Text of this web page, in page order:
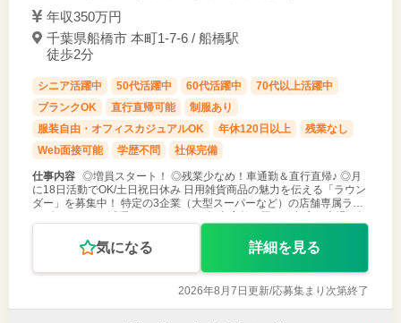
年収350万円
千葉県船橋市 本町1-7-6 / 船橋駅
徒歩2分
シニア活躍中 50代活躍中 60代活躍中
70代以上活躍中
ブランクOK
直行直帰可能
制服あり
服装自由・オフィスカジュアルOK
年休120日以上
残業なし
Web面接可能
学歴不問 社保完備
仕事内容 ◎増員スタート！ ◎残業少なめ！車通勤＆直行直帰♪ ◎月
に18日活動でOK/土日祝日休み 日用雑貨商品の魅力を伝える「ラウン
ダー」を募集中！ 特定の3企業（大型スーパーなど）の店舗専属ラウ
気になる 詳細を見る
2026年8月7日更新/応募集まり次第終了